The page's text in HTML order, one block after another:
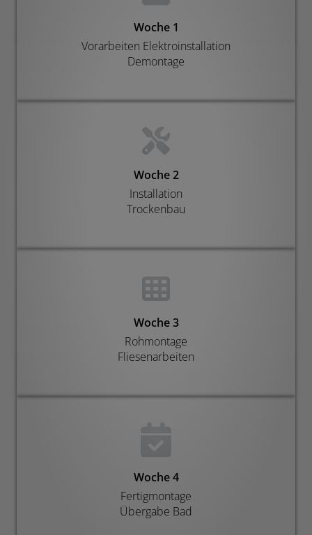
Woche 1
Vorarbeiten Elektroinstallation
Demontage
Woche 2
Installation
Trockenbau
Woche 3
Rohmontage
Fliesenarbeiten
Woche 4
Fertigmontage
Übergabe Bad